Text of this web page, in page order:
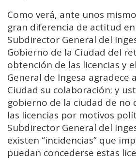
Como verá, ante unos
gran diferencia de actitud
Subdirector General del
Gobierno de la Ciudad del
obtención de las licencias y
General de Ingesa agradece
Ciudad su colaboración; y
gobierno de la ciudad de no
las licencias por motivos
Subdirector General del
existen “incidencias” que
puedan concederse estas